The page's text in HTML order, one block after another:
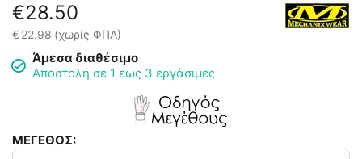
€28.50
€22.98 (χωρίς ΦΠΑ)
Άμεσα διαθέσιμο
Αποστολή σε 1 εως 3 εργάσιμες
ΜΕΓΕΘΟΣ: